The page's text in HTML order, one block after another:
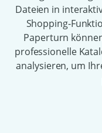
Dateien in
Shopping-
Paperturn
professionelle
analysieren, um